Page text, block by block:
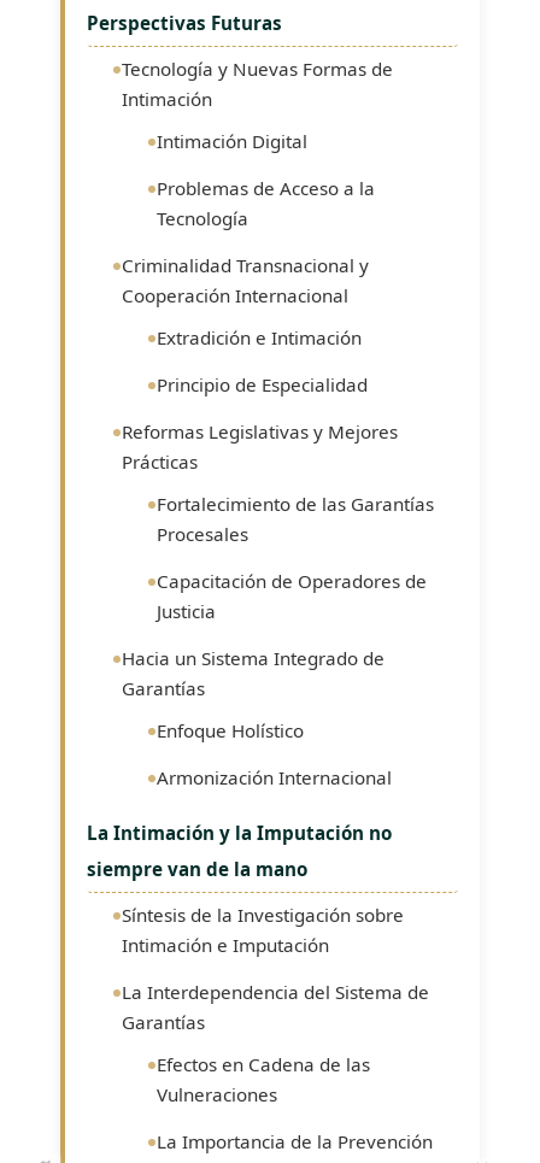
Perspectivas Futuras
Tecnología y Nuevas Formas de
Intimación
Intimación Digital
Problemas de Acceso a la
Tecnología
Criminalidad Transnacional y
Cooperación Internacional
Extradición e Intimación
Principio de Especialidad
Reformas Legislativas y Mejores
Prácticas
Fortalecimiento de las Garantías
Procesales
Capacitación de Operadores de
Justicia
Hacia un Sistema Integrado de
Garantías
Enfoque Holístico
Armonización Internacional
La Intimación y la Imputación no
siempre van de la mano
Síntesis de la Investigación sobre
Intimación e Imputación
La Interdependencia del Sistema de
Garantías
Efectos en Cadena de las
Vulneraciones
La Importancia de la Prevención